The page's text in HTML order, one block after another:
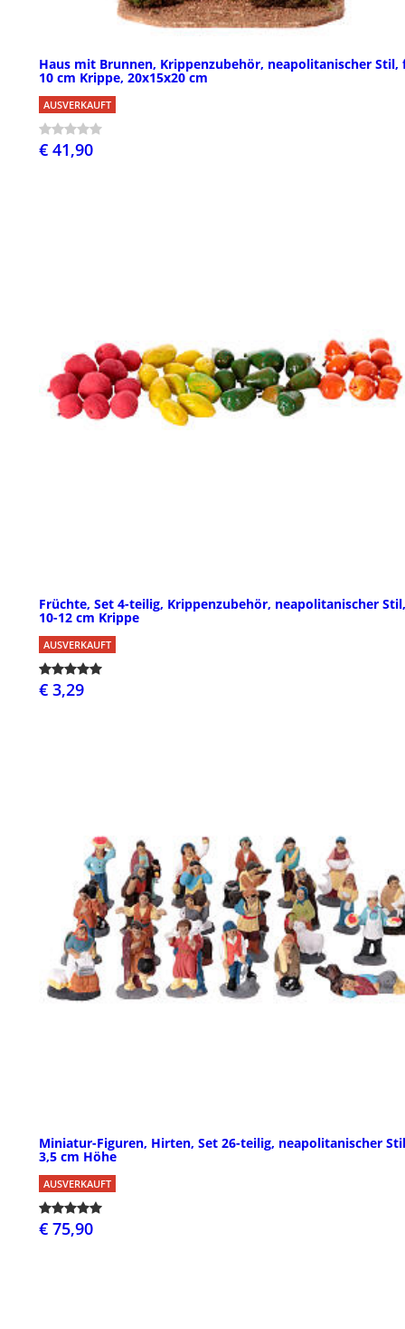
Haus mit Brunnen, Krippenzubehör, neapolitanischer Stil,
10 cm Krippe, 20x15x20 cm
AUSVERKAUFT
€ 41,90
Früchte, Set 4-teilig, Krippenzubehör, neapolitanischer
10-12 cm Krippe
AUSVERKAUFT
€ 3,29
Miniatur-Figuren, Hirten, Set 26-teilig, neapolitanischer
3,5 cm Höhe
AUSVERKAUFT
€ 75,90